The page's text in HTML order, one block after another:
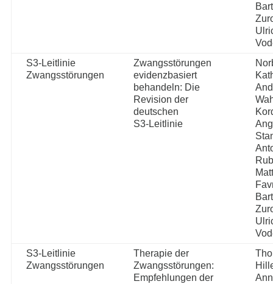
S3-Leitlinie
Zwangsstörungen
Zwangsstörungen
evidenzbasiert
behandeln: Die
Revision der
deutschen
S3-Leitlinie
S3-Leitlinie
Zwangsstörungen
Therapie der
Zwangsstörungen:
Empfehlungen der